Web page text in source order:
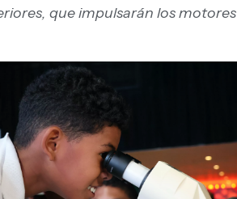
que impulsarán los motores